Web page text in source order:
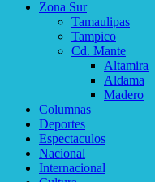
Zona Sur
Tamaulipas
Tampico
Cd. Mante
Altamira
Aldama
Madero
Columnas
Deportes
Espectaculos
Nacional
Internacional